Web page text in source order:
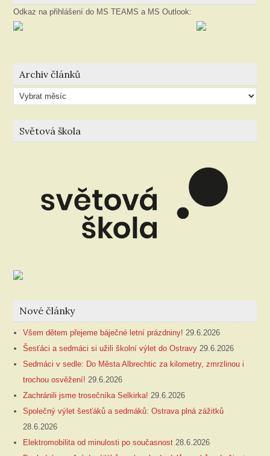
Odkaz na přihlášení do MS TEAMS a MS Outlook:
Archiv článků
Archiv
článků
Světová škola
Nové články
Všem dětem přejeme báječné letní prázdniny! 29.6.2026
Šesťáci a sedmáci si užili školní výlet do Ostravy 29.6.2026
Sedmáci v sedle: Do Města Albrechtic za kilometry, zmrzlinou i
trochou osvěžení! 29.6.2026
Zachránili jsme trosečníka Selkirka! 29.6.2026
Společný výlet šesťáků a sedmáků: Ostrava plná zážitků
28.6.2026
Elektromobilita od minulosti po současnost 28.6.2026